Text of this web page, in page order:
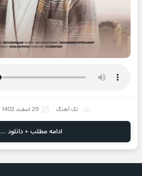
تک آهنگ 29 اسفند 1402
ادامه مطلب + دانلود ...